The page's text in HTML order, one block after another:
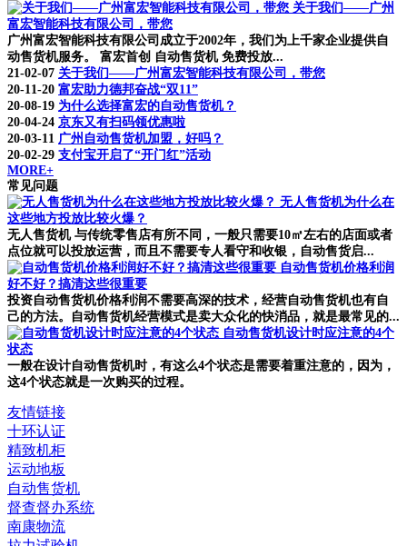
关于我们——广州
富宏智能科技有限公司，带您
广州富宏智能科技有限公司成立于2002年，我们为上千家企业提供自
动售货机服务。 富宏首创 自动售货机 免费投放...
21-02-07 关于我们——广州富宏智能科技有限公司，带您
20-11-20 富宏助力德邦奋战“双11”
20-08-19 为什么选择富宏的自动售货机？
20-04-24 京东又有扫码领优惠啦
20-03-11 广州自动售货机加盟，好吗？
20-02-29 支付宝开启了“开门红”活动
MORE+
常见问题
无人售货机为什么在
这些地方投放比较火爆？
无人售货机 与传统零售店有所不同，一般只需要10㎡左右的店面或者
点位就可以投放运营，而且不需要专人看守和收银，自动售货启...
自动售货机价格利润
好不好？搞清这些很重要
投资自动售货机价格利润不需要高深的技术，经营自动售货机也有自
己的方法。自动售货机经营模式是卖大众化的快消品，就是最常见的...
自动售货机设计时应注意的4个
状态
一般在设计自动售货机时，有这么4个状态是需要着重注意的，因为，
这4个状态就是一次购买的过程。
友情链接
十环认证
精致机柜
运动地板
自动售货机
督查督办系统
南康物流